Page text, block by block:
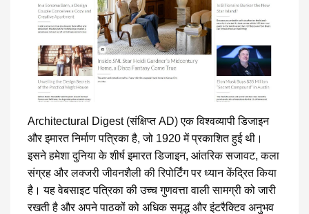
Architectural Digest (संक्षिप्त AD) एक विश्वव्यापी डिजाइन
और इमारत निर्माण पत्रिका है, जो 1920 में प्रकाशित हुई थी।
इसने हमेशा दुनिया के शीर्ष इमारत डिजाइन, आंतरिक सजावट, कला
संग्रह और लक्जरी जीवनशैली की रिपोर्टिंग पर ध्यान केंद्रित किया
है। यह वेबसाइट पत्रिका की उच्च गुणवत्ता वाली सामग्री को जारी
रखती है और अपने पाठकों को अधिक समृद्ध और इंटरैक्टिव अनुभव